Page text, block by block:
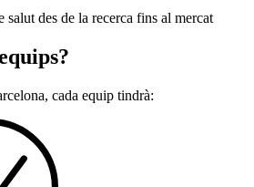
salut des de la recerca fins al mercat
cada equip tindrà: